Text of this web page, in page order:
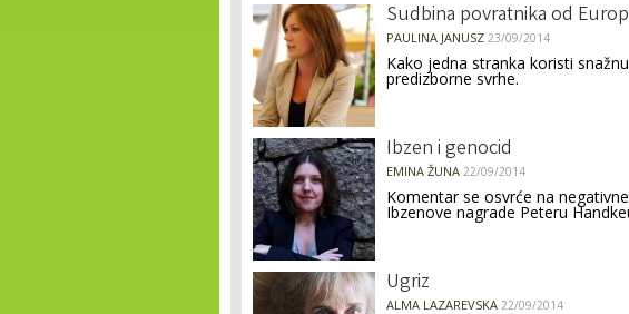
Sudbina povratnika od
PAULINA JANUSZ 23/09/2014
Kako jedna stranka koristi
predizborne svrhe.
Ibzen i genocid
EMINA ŽUNA 22/09/2014
Komentar se osvrće na
Ibzenove nagrade Peteru
Ugriz
ALMA LAZAREVSKA 22/09/2014